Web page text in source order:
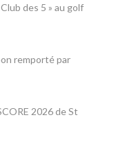
des 5 » au golf
remporté par
2026 de St